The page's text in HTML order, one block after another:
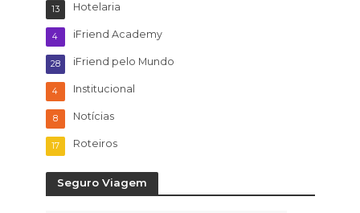
Hotelaria
13
iFriend Academy
4
iFriend pelo Mundo
28
Institucional
4
Notícias
8
Roteiros
17
Seguro Viagem